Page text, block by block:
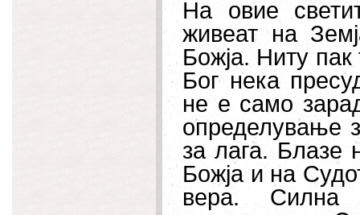
На овие
живеат на
Божја. Ниту пак
Бог нека
не е само
определување
за лага. Блазе
Божја и на
вера. Силна